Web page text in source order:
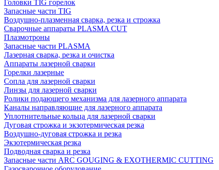
Головки TIG горелок
Запасные части TIG
Воздушно-плазменная сварка, резка и строжка
Сварочные аппараты PLASMA CUT
Плазмотроны
Запасные части PLASMA
Лазерная сварка, резка и очистка
Аппараты лазерной сварки
Горелки лазерные
Сопла для лазерной сварки
Линзы для лазерной сварки
Ролики подающего механизма для лазерного аппарата
Каналы направляющие для лазерного аппарата
Уплотнительные кольца для лазерной сварки
Дуговая строжка и экзотермическая резка
Воздушно-дуговая строжка и резка
Экзотермическая резка
Подводная сварка и резка
Запасные части ARC GOUGING & EXOTHERMIC CUTTING